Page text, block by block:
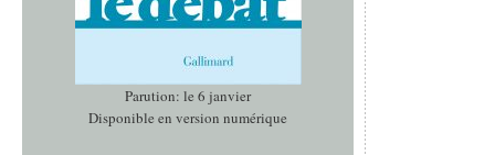
Parution: le 6 janvier
Disponible en version numérique